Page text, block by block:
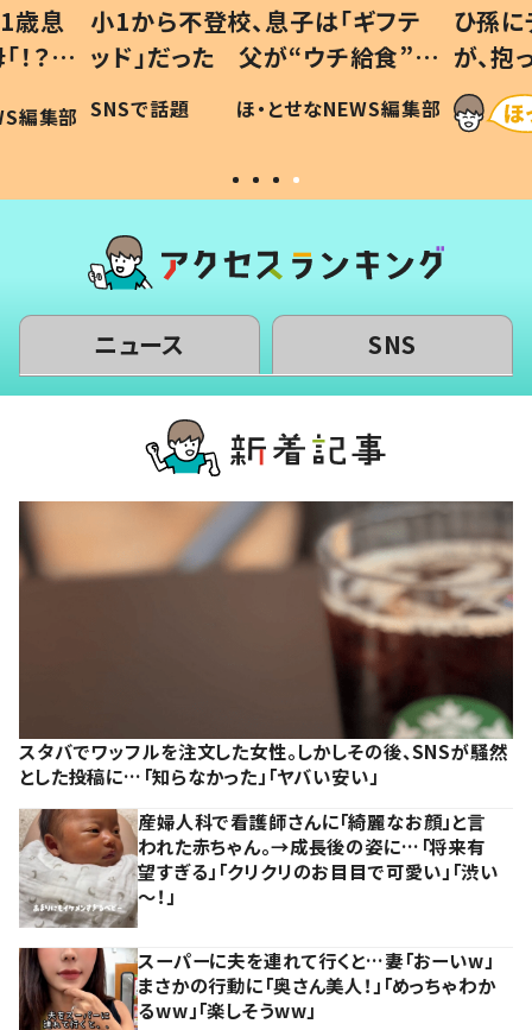
歳息
？」
編集部
小1から不登校、息子は「ギフテ
ッド」だった 父が“ウチ給食”を
作り続ける理由とは #令和の親
#令和の子
SNSで話題 ほ・とせなNEWS編集部
ひ孫
が、
「涙が
い」
ニュース SNS
スタバでワッフルを注文した女性。しかしその後、SNSが騒然
とした投稿に…「知らなかった」「ヤバい安い」
産婦人科で看護師さんに「綺麗なお顔」と言
われた赤ちゃん。→成長後の姿に…「将来有
望すぎる」「クリクリのお目目で可愛い」「渋い
～！」
スーパーに夫を連れて行くと…妻「おーいw」
まさかの行動に「奥さん美人！」「めっちゃわか
るww」「楽しそうww」